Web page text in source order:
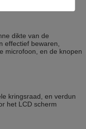
dikte van de
effectief bewaren,
microfoon, en de knopen
kringsraad, en verdun
het LCD scherm